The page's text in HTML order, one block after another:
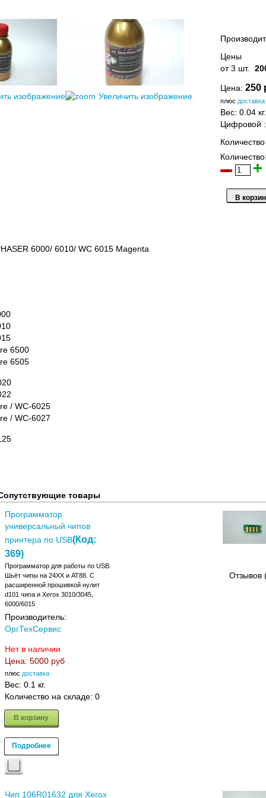
изображение Увеличить изображение
Цены
от 3 шт.
Цена: 250
плюс доставка
Вес: 0.04 кг.
Цифровой
6000/ 6010/ WC 6015 Magenta
6500
6505
/ WC-6025
/ WC-6027
товары
Программатор
универсальный чипов
принтера по USB(Код:
369)
Программатор для работы по USB.
Шьёт чипы на 24XX и АТ88. C
расширенной прошивкой нулит
d101 чипа и Xerox 3010/3045,
6000/6015
Производитель:
ОргТехСервис
Нет в наличии
Цена: 5000 руб
плюс доставка
Вес: 0.1 кг.
Количество на складе: 0
В корзину
Подробнее
Отзывов
Чип 106R01632 для Xerox